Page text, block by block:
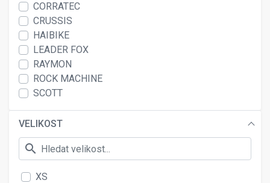
CORRATEC
CRUSSIS
HAIBIKE
LEADER FOX
RAYMON
ROCK MACHINE
SCOTT
VELIKOST
search
XS